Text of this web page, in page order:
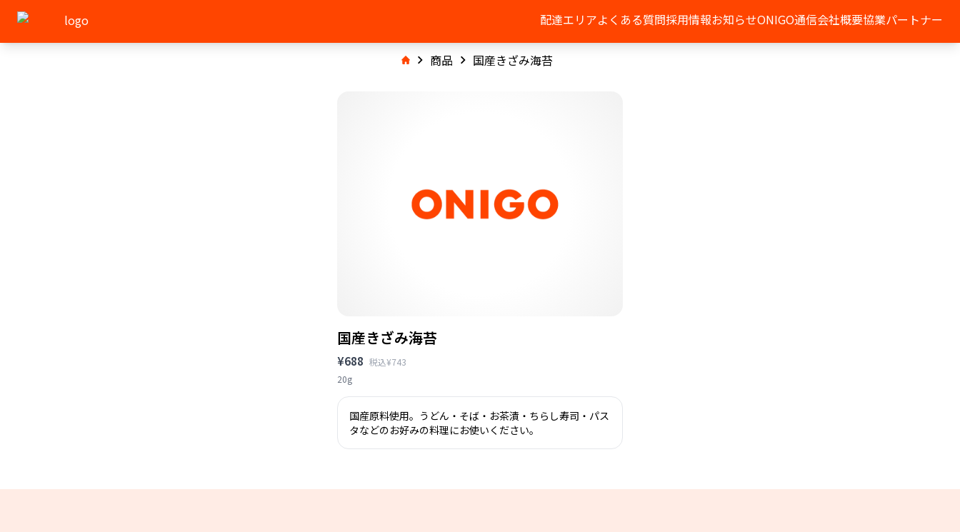
配達エリアよくある質問採用情報お知らせONIGO通信会社概要協業パートナー
商品 国産きざみ海苔
国産きざみ海苔
¥688 税込¥743
20g
国産原料使用。うどん・そば・お茶漬・ちらし寿司・パス
タなどのお好みの料理にお使いください。